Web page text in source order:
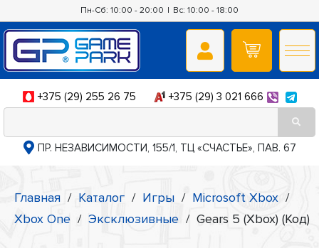
Пн-Сб: 10:00 - 20:00 | Вс: 10:00 - 18:00
+375 (29) 255 26 75 +375 (29) 3 021 666
ПР. НЕЗАВИСИМОСТИ, 155/1, ТЦ «СЧАСТЬЕ», ПАВ. 67
Главная / Каталог / Игры / Microsoft Xbox /
Xbox One / Эксклюзивные / Gears 5 (Xbox) (Код)